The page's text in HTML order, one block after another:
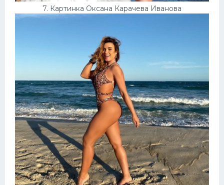
7. Картинка Оксана Карачева Иванова